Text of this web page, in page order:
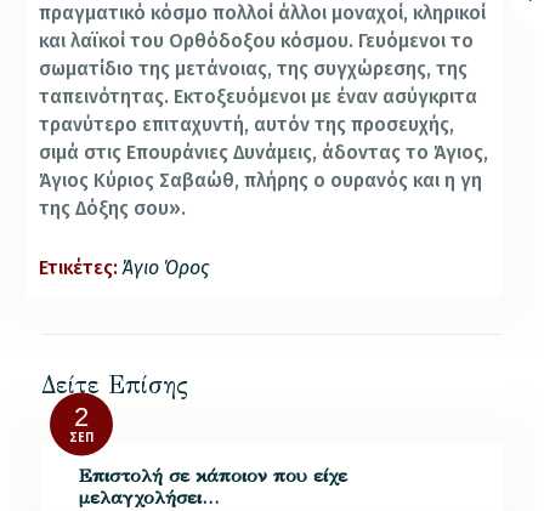
πραγματικό κόσμο πολλοί άλλοι μοναχοί, κληρικοί
και λαϊκοί του Ορθόδοξου κόσμου. Γευόμενοι το
σωματίδιο της μετάνοιας, της συγχώρεσης, της
ταπεινότητας. Εκτοξευόμενοι με έναν ασύγκριτα
τρανύτερο επιταχυντή, αυτόν της προσευχής,
σιμά στις Επουράνιες Δυνάμεις, άδοντας το Άγιος,
Άγιος Κύριος Σαβαώθ, πλήρης ο ουρανός και η γη
της Δόξης σου».
Ετικέτες: Άγιο Όρος
Δείτε Επίσης
2
ΣΕΠ
Επιστολή σε κάποιον που είχε
μελαγχολήσει…